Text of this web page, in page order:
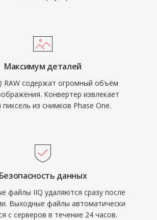
Максимум деталей
RAW содержат огромный объём
Конвертер извлекает
из снимков Phase One.
Безопасность данных
файлы IIQ удаляются сразу после
Выходные файлы автоматически
с серверов в течение 24 часов.